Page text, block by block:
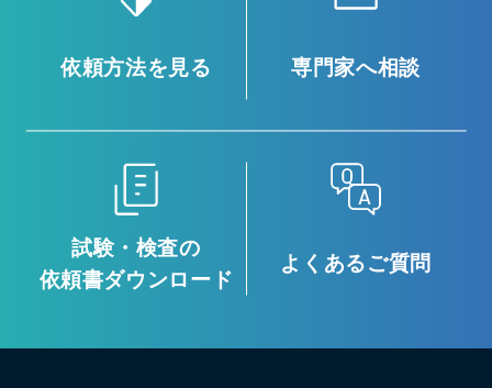
依頼方法を見る 専門家へ相談
試験・検査の
依頼書ダウンロード
よくあるご質問